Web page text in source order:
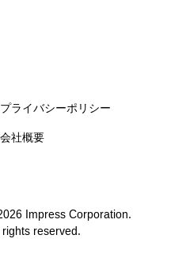
プライバシーポリシー
会社概要